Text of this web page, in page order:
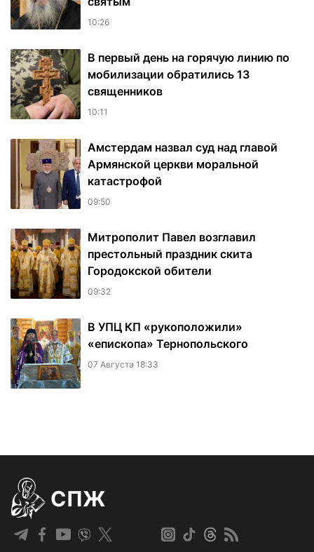
10:26
В первый день на горячую линию по
мобилизации обратились 13
священников
10:11
Амстердам назвал суд над главой
Армянской церкви моральной
катастрофой
09:50
Митрополит Павел возглавил
престольный праздник скита
Городокской обители
09:32
В УПЦ КП «рукоположили»
«епископа» Тернопольского
07 Августа 18:33
СПЖ